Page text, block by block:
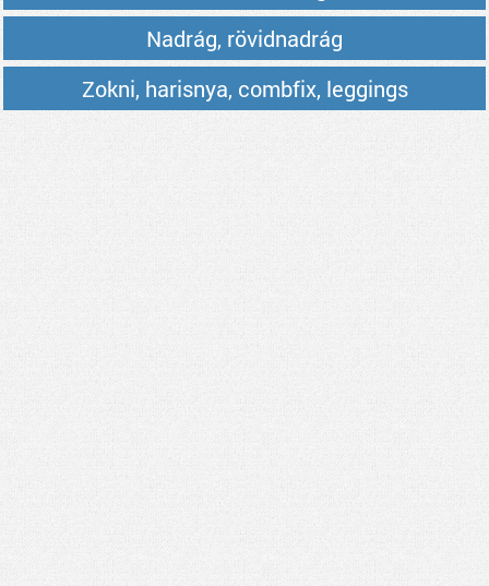
Nadrág, rövidnadrág
Zokni, harisnya, combfix, leggings